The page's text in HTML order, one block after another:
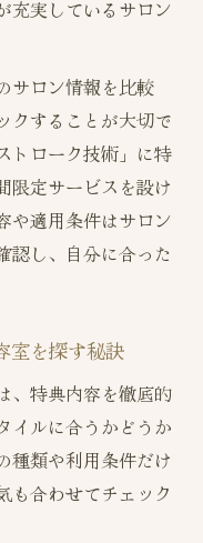
充実しているサロン
サロン情報を比較
クすることが大切で
トローク技術」に特
限定サービスを設け
や適用条件はサロン
認し、自分に合った
室を探す秘訣
、特典内容を徹底的
イルに合うかどうか
種類や利用条件だけ
も合わせてチェック